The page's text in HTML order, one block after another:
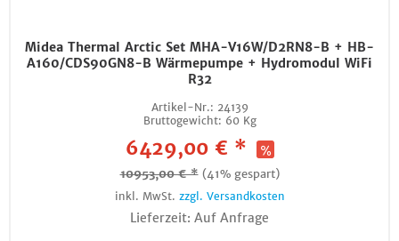
Midea Thermal Arctic Set MHA-V16W/D2RN8-B + HB-
A160/CDS90GN8-B Wärmepumpe + Hydromodul WiFi
R32
Artikel-Nr.: 24139
Bruttogewicht: 60 Kg
6429,00 € *
10953,00 € * (41% gespart)
inkl. MwSt. zzgl. Versandkosten
Lieferzeit: Auf Anfrage